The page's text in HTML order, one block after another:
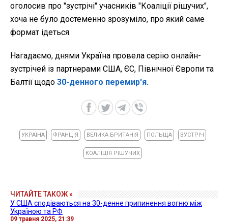
оголосив про "зустрічі" учасників "Коаліції рішучих",
хоча не було достеменно зрозуміло, про який саме
формат ідеться.
Нагадаємо, днями Україна провела серію онлайн-
зустрічей із партнерами США, ЄС, Північної Європи та
Балтії щодо 30-денного перемир'я.
УКРАЇНА ФРАНЦІЯ ВЕЛИКА БРИТАНІЯ ПОЛЬЩА ЗУСТРІЧ
КОАЛІЦІЯ РІШУЧИХ
ЧИТАЙТЕ ТАКОЖ »
У США сподіваються на 30-денне припинення вогню між
Україною та РФ
09 травня 2025, 21:39